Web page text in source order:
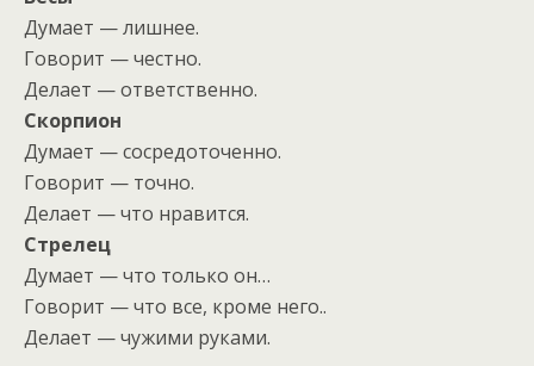
Думает — лишнее.
Говорит — честно.
Делает — ответственно.
Скорпион
Думает — сосредоточенно.
Говорит — точно.
Делает — что нравится.
Стрелец
Думает — что только он…
Говорит — что все, кроме него..
Делает — чужими руками.